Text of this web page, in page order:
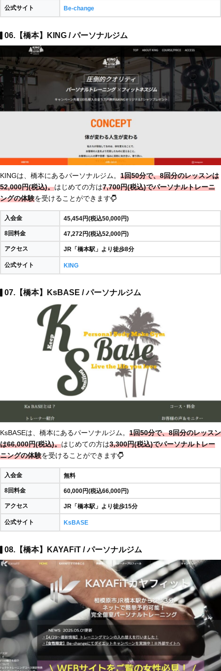
公式サイト Be-change
06.【橋本】KING / パーソナルジム
KINGは、橋本にあるパーソナルジム。 1回50分で、8回分のレッスンは
52,000円(税込)。はじめての方は7,700円(税込)でパーソナルトレーニ
ングの体験を受けることができます
入会金 45,454円(税込50,000円)
8回料金 47,272円(税込52,000円)
アクセス JR「橋本駅」より徒歩8分
公式サイト KING
07.【橋本】KsBASE / パーソナルジム
KsBASEは、橋本にあるパーソナルジム。 1回50分で、8回分のレッスン
は66,000円(税込)。はじめての方は3,300円(税込)でパーソナルトレー
ニングの体験を受けることができます
入会金 無料
8回料金 60,000円(税込66,000円)
アクセス JR「橋本駅」より徒歩15分
公式サイト KsBASE
08.【橋本】KAYAFiT / パーソナルジム